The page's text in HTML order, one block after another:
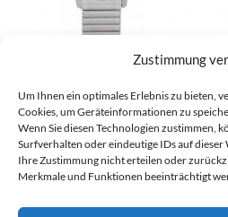
Zustimmung
Um Ihnen ein optimales Erlebnis zu bieten,
Cookies, um Geräteinformationen zu
Wenn Sie diesen Technologien zustimmen,
Surfverhalten oder eindeutige IDs auf dieser
Ihre Zustimmung nicht erteilen oder
Merkmale und Funktionen beeinträchtigt
Sonstiges Damenarmbanduhr –
1-200337-001
€54,90
–
€